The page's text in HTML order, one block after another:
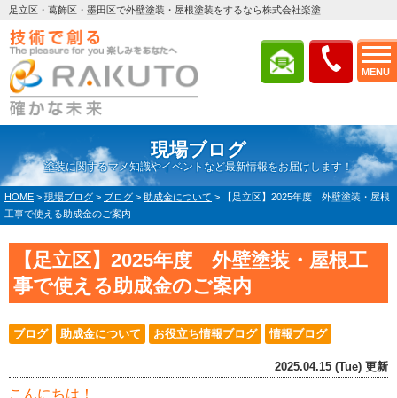
MENU
足立区・葛飾区・墨田区で外壁塗装・屋根塗装をするなら株式会社楽塗
現場ブログ
塗装に関するマメ知識やイベントなど最新情報をお届けします！
HOME > 現場ブログ > ブログ > 助成金について >
【足立区】2025年度 外壁塗装・屋根
工事で使える助成金のご案内
【足立区】2025年度 外壁塗装・屋根工
事で使える助成金のご案内
ブログ 助成金について お役立ち情報ブログ 情報ブログ
2025.04.15 (Tue) 更新
こんにちは！